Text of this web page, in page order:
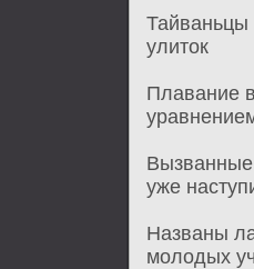
улиток
Плавание
уже
Названы
молодых